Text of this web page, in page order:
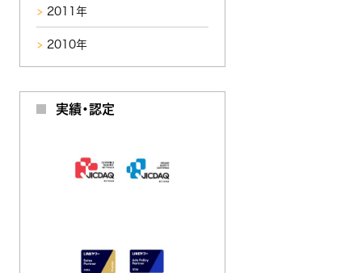
2011年
2010年
実績・認定